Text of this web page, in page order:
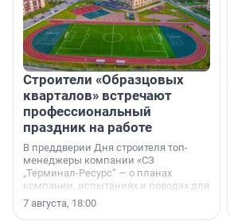
Строители «Образцовых
кварталов» встречают
профессиональный
праздник на работе
В преддверии Дня строителя топ-
менеджеры компании «СЗ
„Терминал-Ресурс“ — о планах
компании, испытаниях и поводах для
осторожного оптимизма.
7 августа, 18:00